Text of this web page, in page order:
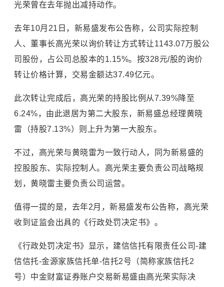
光荣曾在去年抛出减持动作。
去年10月21日，新易盛发布公告称，公司实际控制
人、董事长高光荣以询价转让方式转让1143.07万股公
司股份，占公司总股本的1.15%。按328元/股的询价
转让价格计算，交易金额达37.49亿元。
此次转让完成后，高光荣的持股比例从7.39%降至
6.24%，由此退居为第二大股东，新易盛总经理黄晓
雷（持股7.13%）则上升为第一大股东。
不过，高光荣与黄晓雷为一致行动人，同为新易盛的
控股股东、实际控制人。高光荣主要负责公司战略规
划，黄晓雷主要负责公司运营。
值得一提的是，去年2月，新易盛发布公告称，高光荣
收到证监会出具的《行政处罚决定书》。
《行政处罚决定书》显示，建信信托有限责任公司-建
信信托-金源家族信托单-信托2号（简称家族信托2
号）中金财富证券账户交易新易盛由高光荣实际决